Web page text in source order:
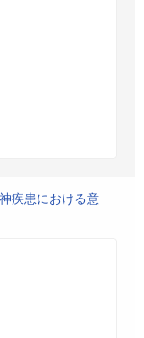
疾患における意